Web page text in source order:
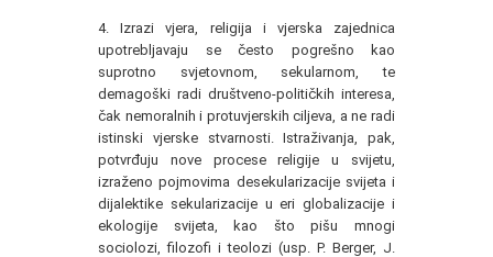
4. Izrazi vjera, religija i vjerska zajednica
upotrebljavaju se često pogrešno kao
suprotno svjetovnom, sekularnom, te
demagoški radi društveno-političkih interesa,
čak nemoralnih i protuvjerskih ciljeva, a ne radi
istinski vjerske stvarnosti. Istraživanja, pak,
potvrđuju nove procese religije u svijetu,
izraženo pojmovima desekularizacije svijeta i
dijalektike sekularizacije u eri globalizacije i
ekologije svijeta, kao što pišu mnogi
sociolozi, filozofi i teolozi (usp. P. Berger, J.